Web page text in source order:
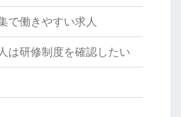
で働きやすい求人
は研修制度を確認したい